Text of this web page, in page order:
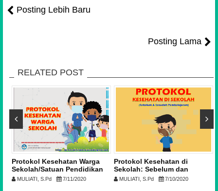
Posting Lebih Baru
Posting Lama
RELATED POST
Protokol Kesehatan Warga
Sekolah/Satuan Pendidikan
MULIATI, S.Pd 7/11/2020
Protokol Kesehatan di
Sekolah: Sebelum dan
Setelah Pembelajaran
MULIATI, S.Pd 7/10/2020